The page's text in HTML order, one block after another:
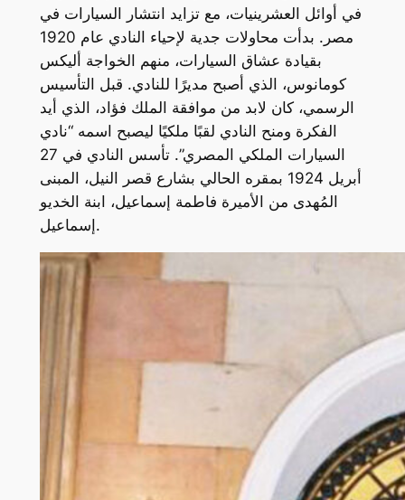
في أوائل العشرينيات، مع تزايد انتشار السيارات في
مصر. بدأت محاولات جدية لإحياء النادي عام 1920
بقيادة عشاق السيارات، منهم الخواجة أليكس
كومانوس، الذي أصبح مديرًا للنادي. قبل التأسيس
الرسمي، كان لابد من موافقة الملك فؤاد، الذي أيد
الفكرة ومنح النادي لقبًا ملكيًا ليصبح اسمه “نادي
السيارات الملكي المصري”. تأسس النادي في 27
أبريل 1924 بمقره الحالي بشارع قصر النيل، المبنى
المُهدى من الأميرة فاطمة إسماعيل، ابنة الخديو
إسماعيل.